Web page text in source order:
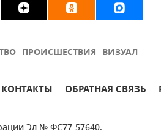
ПРОИСШЕСТВИЯ ВИЗУАЛ
КОНТАКТЫ ОБРАТНАЯ СВЯЗЬ
Эл № ФС77-57640.